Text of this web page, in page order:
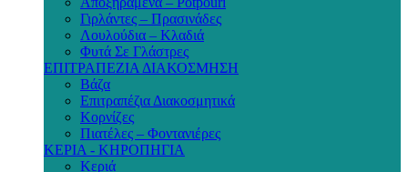
Γιρλάντες – Πρασινάδες
Λουλούδια – Κλαδιά
Φυτά Σε Γλάστρες
ΕΠΙΤΡΑΠΕΖΙΑ ΔΙΑΚΟΣΜΗΣΗ
Βάζα
Επιτραπέζια Διακοσμητικά
Κορνίζες
Πιατέλες – Φοντανιέρες
ΚΕΡΙΑ - ΚΗΡΟΠΗΓΙΑ
Κεριά